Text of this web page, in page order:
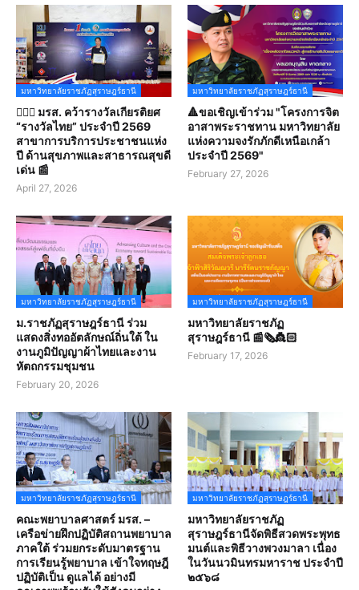
มหาวิทยาลัยราชภัฏสุราษฎร์ธานี
👩🏻‍⚕️ มรส. คว้ารางวัลเกียรติยศ
“รางวัลไทย” ประจำปี 2569
สาขาการบริการประชาชนแห่ง
ปี ด้านสุขภาพและสาธารณสุขดี
เด่น 📰
April 27, 2026
มหาวิทยาลัยราชภัฏสุราษฎร์ธานี
🔺ขอเชิญเข้าร่วม "โครงการจิต
อาสาพระราชทาน มหาวิทยาลัย
แห่งความจงรักภักดีเหนือเกล้า
ประจำปี 2569"
February 27, 2026
มหาวิทยาลัยราชภัฏสุราษฎร์ธานี
ม.ราชภัฏสุราษฎร์ธานี ร่วม
แสดงสิ่งทออัตลักษณ์ถิ่นใต้ ใน
งานภูมิปัญญาผ้าไทยและงาน
หัตถกรรมชุมชน
February 20, 2026
มหาวิทยาลัยราชภัฏสุราษฎร์ธานี
มหาวิทยาลัยราชภัฏ
สุราษฎร์ธานี 📰🗞️👸🏻
February 17, 2026
มหาวิทยาลัยราชภัฏสุราษฎร์ธานี
คณะพยาบาลศาสตร์ มรส. –
เครือข่ายฝึกปฏิบัติสถานพยาบาล
ภาคใต้ ร่วมยกระดับมาตรฐาน
การเรียนรู้พยาบาล เข้าใจทฤษฎี
ปฏิบัติเป็น ดูแลได้ อย่างมี
มหาวิทยาลัยราชภัฏสุราษฎร์ธานี
มหาวิทยาลัยราชภัฏ
สุราษฎร์ธานีจัดพิธีสวดพระพุทธ
มนต์และพิธีวางพวงมาลา เนื่อง
ในวันนวมินทรมหาราช ประจำปี
๒๕๖๘